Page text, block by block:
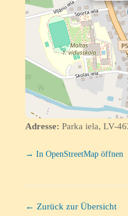
Adresse: Parka iela, LV-
→ In OpenStreetMap öffnen
← Zurück zur Übersicht